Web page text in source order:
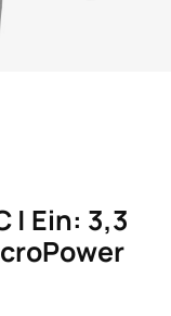
| Ein: 3,3